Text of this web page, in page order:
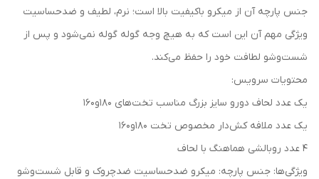
جنس پارچه آن از میکرو باکیفیت بالا است؛ نرم، لطیف و ضد‌حساسیت
ویژگی مهم آن این است که به هیچ وجه گوله گوله نمی‌شود و پس از
شست‌وشو لطافت خود را حفظ می‌کند.
محتویات سرویس:
یک عدد لحاف دورو سایز بزرگ مناسب تخت‌های ۱۸۰و۱۶۰
یک عدد ملافه کش‌دار مخصوص تخت ۱۸۰و۱۶۰
۴ عدد روبالشی هماهنگ با لحاف
ویژگی‌ها: جنس پارچه: میکرو ضد‌حساسیت ضد‌چروک و قابل شست‌وشو